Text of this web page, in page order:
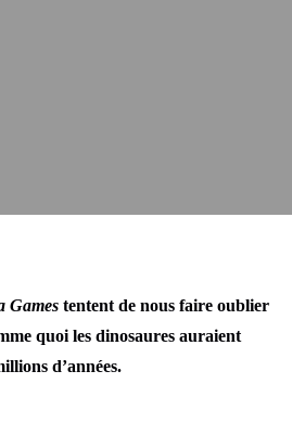
Games tentent de nous faire oublier
quoi les dinosaures auraient
d’années.